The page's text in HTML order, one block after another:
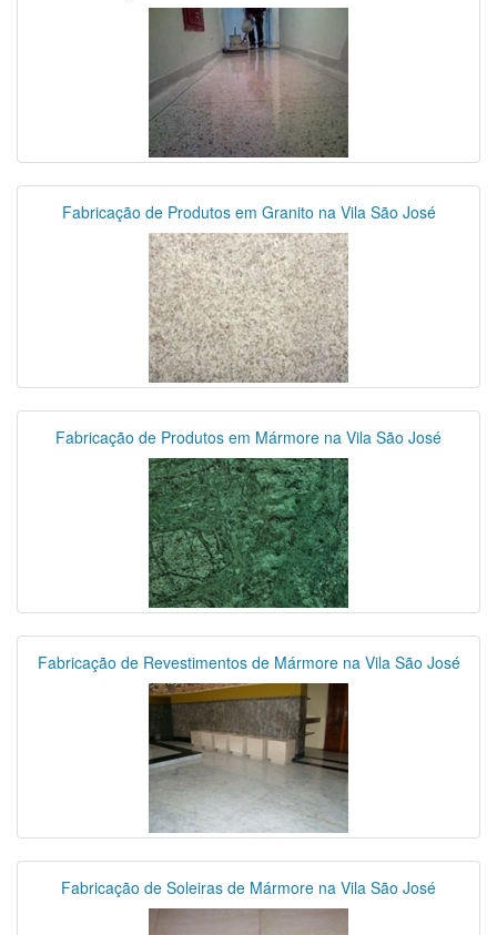
Fabricação de Produtos em Granito na Vila São José
Fabricação de Produtos em Mármore na Vila São José
Fabricação de Revestimentos de Mármore na Vila São José
Fabricação de Soleiras de Mármore na Vila São José